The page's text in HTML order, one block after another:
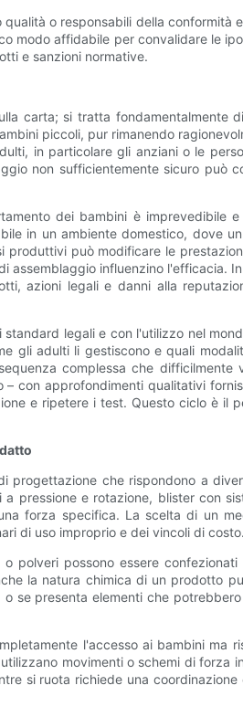
o responsabili della
modo affidabile per convalidare le
e sanzioni normative.
carta; si tratta
piccoli, pur rimanendo
in particolare gli anziani o le
non sufficientemente sicuro può
dei bambini è imprevedibile
in un ambiente domestico, dove
può modificare le
influenzino l'efficacia.
azioni legali e danni alla
legali e con l'utilizzo nel
gli adulti li gestiscono e quali
complessa che difficilmente
con approfondimenti qualitativi
e ripetere i test. Questo ciclo è il
che rispondono a
pressione e rotazione, blister con
forza specifica. La scelta di un
di uso improprio e dei vincoli di costo.
polveri possono essere
la natura chimica di un prodotto
se presenta elementi che
l'accesso ai bambini ma
movimenti o schemi di forza
si ruota richiede una